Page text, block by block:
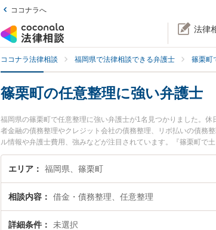
ココナラへ
法律
ココナラ法律相談 福岡県で法律相談できる弁護士 篠栗町
篠栗町の任意整理に強い弁護士
福岡県の篠栗町で任意整理に強い弁護士が1名見つかりました。
者金融の債務整理やクレジット会社の債務整理、リボ払いの債務
ル情報や弁護士費用、強みなどが注目されています。『篠栗町で
な近くの弁護士を検索したい』『初回相談無料で任意整理を法律
エリア 福岡県、篠栗町
相談内容 借金・債務整理、任意整理
詳細条件 未選択